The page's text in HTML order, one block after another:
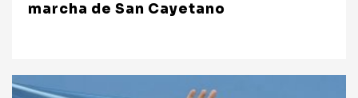
marcha de San Cayetano